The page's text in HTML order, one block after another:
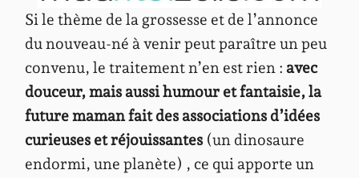
Si le thème de la grossesse et de l’annonce
du nouveau-né à venir peut paraître un peu
convenu, le traitement n’en est rien : avec
douceur, mais aussi humour et fantaisie, la
future maman fait des associations d’idées
curieuses et réjouissantes (un dinosaure
endormi, une planète) , ce qui apporte un